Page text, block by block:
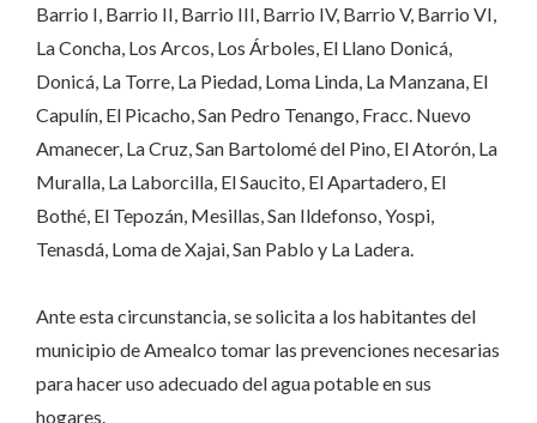
Barrio I, Barrio II, Barrio III, Barrio IV, Barrio V, Barrio VI,
La Concha, Los Arcos, Los Árboles, El Llano Donicá,
Donicá, La Torre, La Piedad, Loma Linda, La Manzana, El
Capulín, El Picacho, San Pedro Tenango, Fracc. Nuevo
Amanecer, La Cruz, San Bartolomé del Pino, El Atorón, La
Muralla, La Laborcilla, El Saucito, El Apartadero, El
Bothé, El Tepozán, Mesillas, San Ildefonso, Yospi,
Tenasdá, Loma de Xajai, San Pablo y La Ladera.
Ante esta circunstancia, se solicita a los habitantes del
municipio de Amealco tomar las prevenciones necesarias
para hacer uso adecuado del agua potable en sus
hogares.